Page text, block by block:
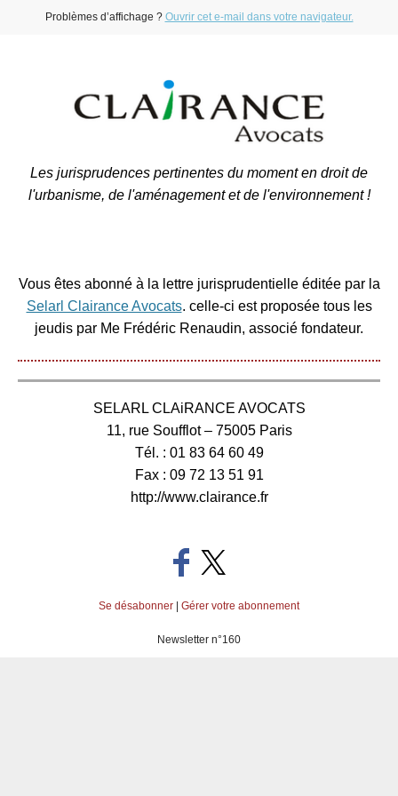
Problèmes d’affichage ? Ouvrir cet e-mail dans votre navigateur.
Les jurisprudences pertinentes du moment en droit de
l'urbanisme, de l'aménagement et de l'environnement !
Vous êtes abonné à la lettre jurisprudentielle éditée par la
Selarl Clairance Avocats. celle-ci est proposée tous les
jeudis par Me Frédéric Renaudin, associé fondateur.
SELARL CLAiRANCE AVOCATS
11, rue Soufflot – 75005 Paris
Tél. : 01 83 64 60 49
Fax : 09 72 13 51 91
http://www.clairance.fr
Se désabonner Gérer votre abonnement
Newsletter n°160